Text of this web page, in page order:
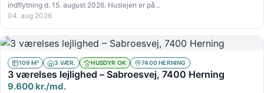
indflytning d. 15. august 2026. Huslejen er på…
04. aug 2026
109 M² 3 VÆR. HUSDYR OK 7400 HERNING
3 værelses lejlighed – Sabroesvej, 7400 Herning
9.600 kr./md.